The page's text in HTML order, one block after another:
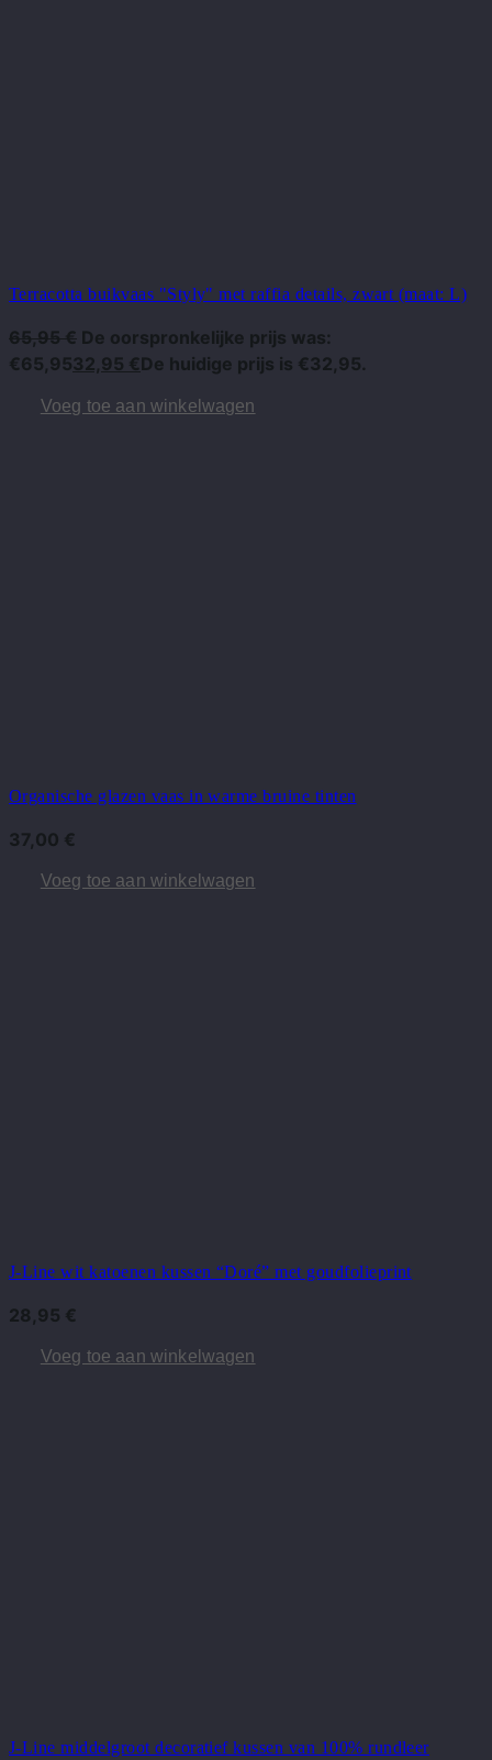
Terracotta buikvaas "Styly" met raffia details, zwart (maat: L)
65,95€ De oorspronkelijke prijs was:
€65,9532,95 €De huidige prijs is €32,95.
Voeg toe aan winkelwagen
Organische glazen vaas in warme bruine tinten
37,00 €
Voeg toe aan winkelwagen
J-Line wit katoenen kussen “Doré” met goudfolieprint
28,95 €
Voeg toe aan winkelwagen
J-Line middelgroot decoratief kussen van 100% rundleer